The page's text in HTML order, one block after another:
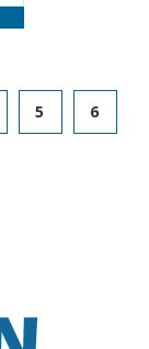
5 6